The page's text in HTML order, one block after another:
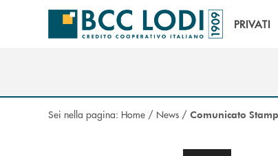
Salta al contenuto principale
PRIVATI
Sei nella pagina: Home / News / Comunicato